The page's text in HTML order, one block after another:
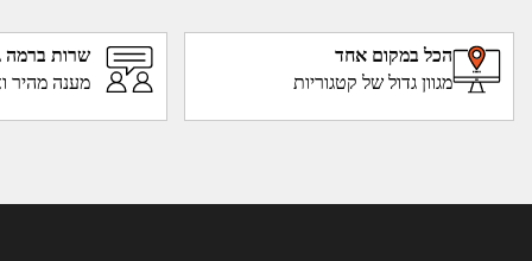
הכל במקום אחד
מגוון גדול של קטגוריות
שרות ברמה
מענה מהיר